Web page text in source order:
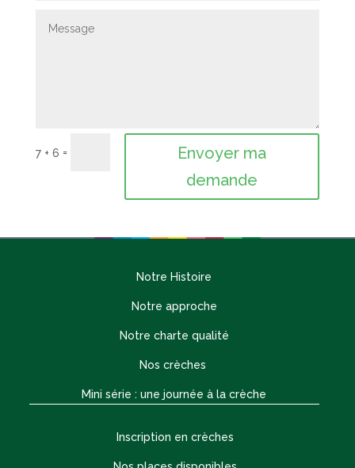
7 + 6 =
Envoyer ma
demande
Notre Histoire
Notre approche
Notre charte qualité
Nos crèches
Mini série : une journée à la crèche
Inscription en crèches